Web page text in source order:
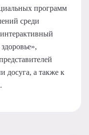
программ
среди
досуга, а также к